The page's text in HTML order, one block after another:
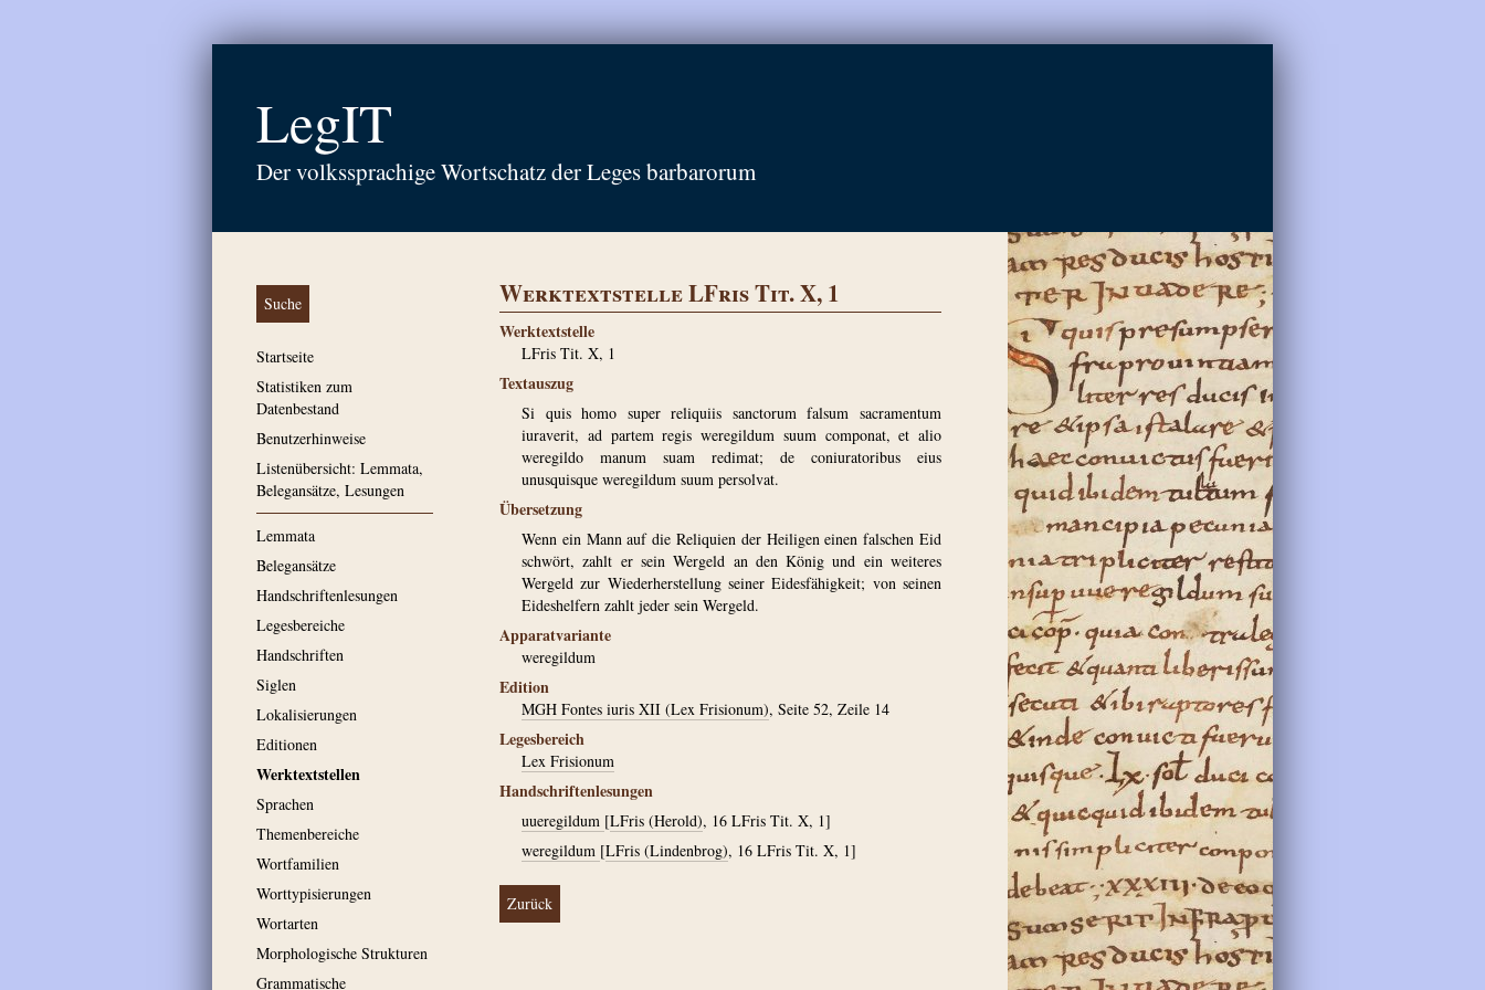
LegIT
Der volkssprachige Wortschatz der Leges barbarorum
Suche
Startseite
Statistiken zum
Datenbestand
Benutzerhinweise
Listenübersicht: Lemmata,
Belegansätze, Lesungen
Lemmata
Belegansätze
Handschriftenlesungen
Legesbereiche
Handschriften
Siglen
Lokalisierungen
Editionen
Werktextstellen
Sprachen
Themenbereiche
Wortfamilien
Worttypisierungen
Wortarten
Morphologische Strukturen
Grammatische
Werktextstelle LFris Tit. X, 1
Werktextstelle
LFris Tit. X, 1
Textauszug
Si quis homo super reliquiis sanctorum falsum sacramentum
iuraverit, ad partem regis weregildum suum componat, et alio
weregildo manum suam redimat; de coniuratoribus eius
unusquisque weregildum suum persolvat.
Übersetzung
Wenn ein Mann auf die Reliquien der Heiligen einen falschen Eid
schwört, zahlt er sein Wergeld an den König und ein weiteres
Wergeld zur Wiederherstellung seiner Eidesfähigkeit; von seinen
Eideshelfern zahlt jeder sein Wergeld.
Apparatvariante
weregildum
Edition
MGH Fontes iuris XII (Lex Frisionum), Seite 52, Zeile 14
Legesbereich
Lex Frisionum
Handschriftenlesungen
uueregildum [LFris (Herold), 16 LFris Tit. X, 1]
weregildum [LFris (Lindenbrog), 16 LFris Tit. X, 1]
Zurück